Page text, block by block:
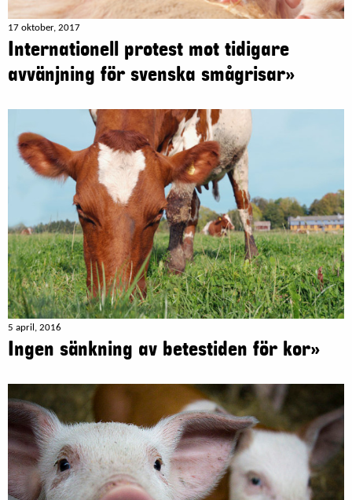
17 oktober, 2017
Internationell protest mot tidigare
avvänjning för svenska smågrisar»
5 april, 2016
Ingen sänkning av betestiden för kor»